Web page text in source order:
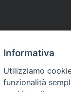
Informativa
Utilizziamo
funzionalità